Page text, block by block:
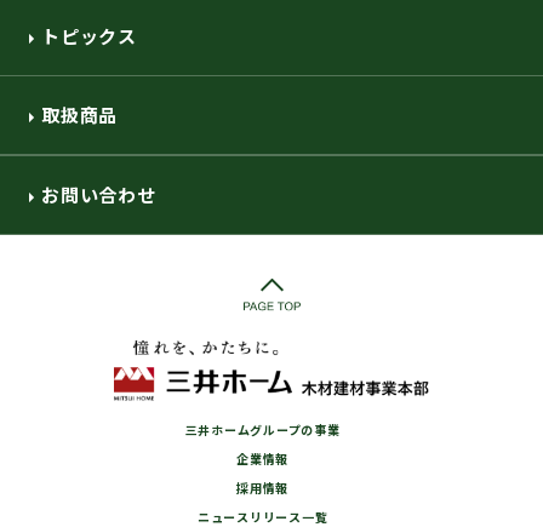
トピックス
取扱商品
お問い合わせ
三井ホームグループの事業
企業情報
採用情報
ニュースリリース一覧